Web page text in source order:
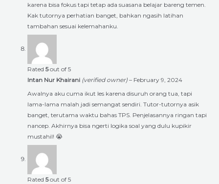
karena bisa fokus tapi tetap ada suasana belajar bareng temen.
Kak tutornya perhatian banget, bahkan ngasih latihan
tambahan sesuai kelemahanku.
Rated 5out of 5
Intan Nur Khairani (verified owner) – February 9, 2024
Awalnya aku cuma ikut les karena disuruh orang tua, tapi
lama-lama malah jadi semangat sendiri. Tutor-tutornya asik
banget, terutama waktu bahas TPS. Penjelasannya ringan tapi
nancep. Akhirnya bisa ngerti logika soal yang dulu kupikir
mustahil! 😭
Rated 5out of 5